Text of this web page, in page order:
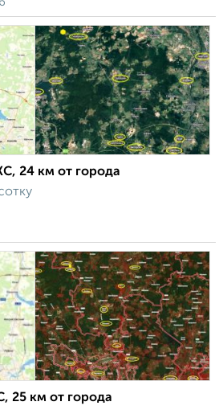
24 км от города
25 км от города